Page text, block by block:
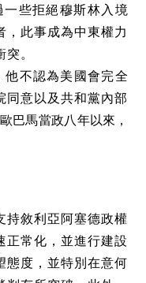
些拒絕穆斯林入境
此事成為中東權力
。
他不認為美國會完全
同意以及共和黨內部
巴馬當政八年以來，
持敘利亞阿塞德政權
常化，並進行建設
態度，並特別在意何